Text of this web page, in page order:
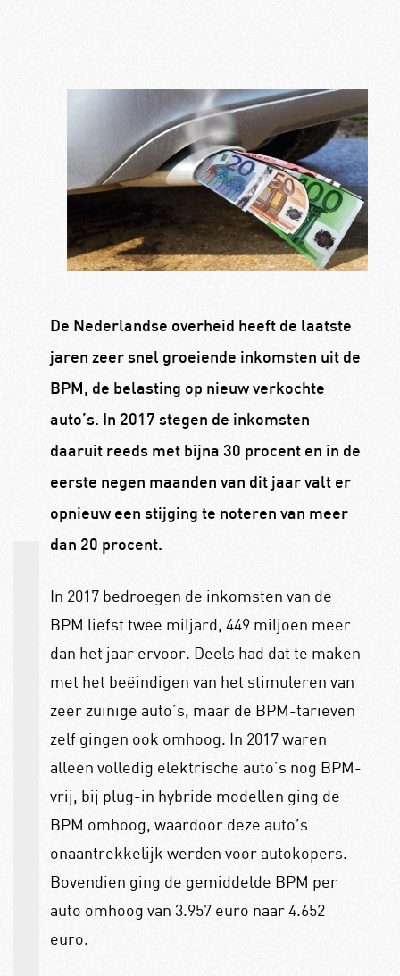
De Nederlandse overheid heeft de laatste
jaren zeer snel groeiende inkomsten uit de
BPM, de belasting op nieuw verkochte
auto’s. In 2017 stegen de inkomsten
daaruit reeds met bijna 30 procent en in de
eerste negen maanden van dit jaar valt er
opnieuw een stijging te noteren van meer
dan 20 procent.
In 2017 bedroegen de inkomsten van de
BPM liefst twee miljard, 449 miljoen meer
dan het jaar ervoor. Deels had dat te maken
met het beëindigen van het stimuleren van
zeer zuinige auto’s, maar de BPM-tarieven
zelf gingen ook omhoog. In 2017 waren
alleen volledig elektrische auto’s nog BPM-
vrij, bij plug-in hybride modellen ging de
BPM omhoog, waardoor deze auto’s
onaantrekkelijk werden voor autokopers.
Bovendien ging de gemiddelde BPM per
auto omhoog van 3.957 euro naar 4.652
euro.